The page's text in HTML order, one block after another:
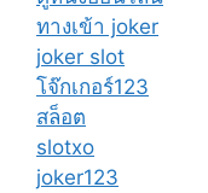
ทางเข้า joker
joker slot
โจ๊กเกอร์123
สล็อต
slotxo
joker123